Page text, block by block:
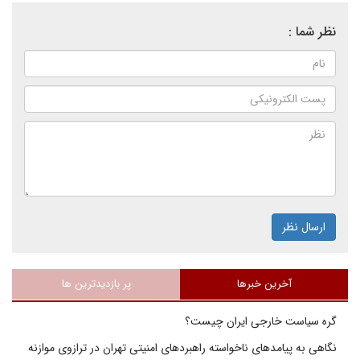
نظر شما :
ارسال نظر
آخرین خبرها پر بازدیدترین ها
گره سیاست خارجی ایران چیست؟
نگاهی به پیامدهای ناخواسته راهبردهای امنیتی تهران در ترازوی موازنه